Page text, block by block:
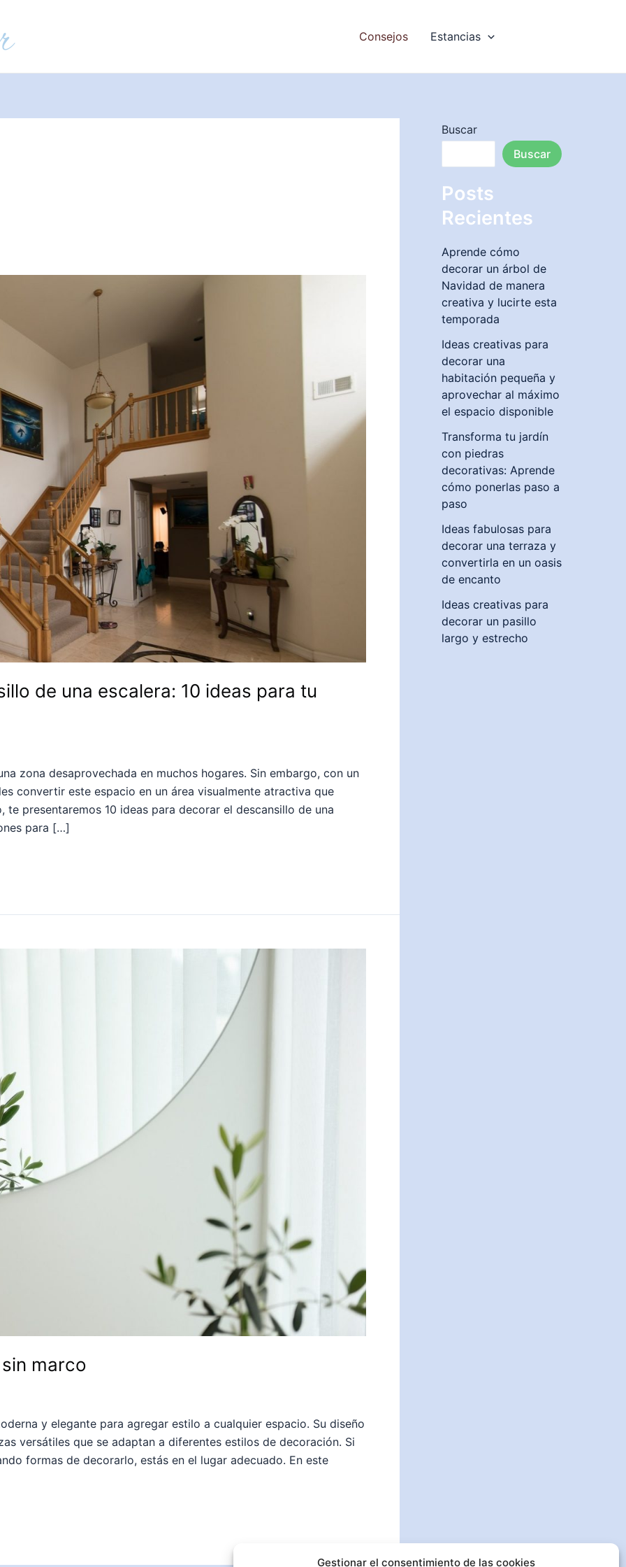
Gestionar el consentimiento de las cookies
Consejos Estancias
de una escalera: 10 ideas para tu
zona desaprovechada en muchos hogares. Sin embargo, con un
convertir este espacio en un área visualmente atractiva que
presentaremos 10 ideas para decorar el descansillo de una
para […]
marco
y elegante para agregar estilo a cualquier espacio. Su diseño
versátiles que se adaptan a diferentes estilos de decoración. Si
formas de decorarlo, estás en el lugar adecuado. En este
Buscar
Buscar
Posts
Recientes
Aprende cómo
decorar un árbol de
Navidad de manera
creativa y lucirte esta
temporada
Ideas creativas para
decorar una
habitación pequeña y
aprovechar al máximo
el espacio disponible
Transforma tu jardín
con piedras
decorativas: Aprende
cómo ponerlas paso a
paso
Ideas fabulosas para
decorar una terraza y
convertirla en un oasis
de encanto
Ideas creativas para
decorar un pasillo
largo y estrecho